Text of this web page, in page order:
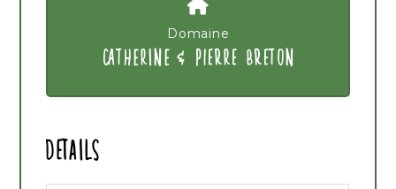
Domaine
CATHERINE & PIERRE BRETON
Details